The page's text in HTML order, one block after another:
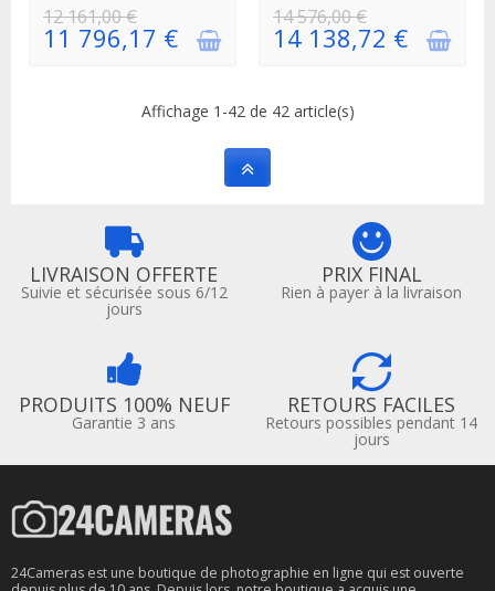
12 161,00 €
11 796,17 €
14 576,00 €
14 138,72 €
Affichage 1-42 de 42 article(s)
LIVRAISON OFFERTE
Suivie et sécurisée sous 6/12
jours
PRIX FINAL
Rien à payer à la livraison
PRODUITS 100% NEUF
Garantie 3 ans
RETOURS FACILES
Retours possibles pendant 14
jours
24Cameras est une boutique de photographie en ligne qui est ouverte